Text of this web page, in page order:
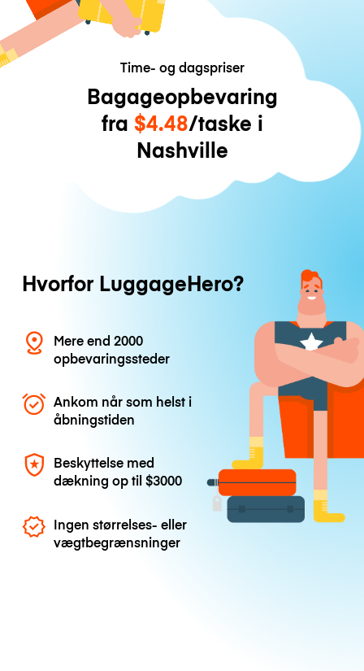
Time- og dagspriser
Bagageopbevaring
fra $4.48/taske i
Nashville
Hvorfor LuggageHero?
Mere end 2000
opbevaringssteder
Ankom når som helst i
åbningstiden
Beskyttelse med
dækning op til$3000
Ingen størrelses- eller
vægtbegrænsninger